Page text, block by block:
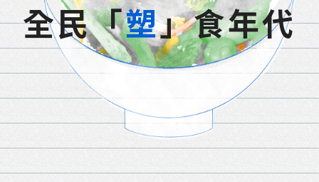
全民「塑」食年代